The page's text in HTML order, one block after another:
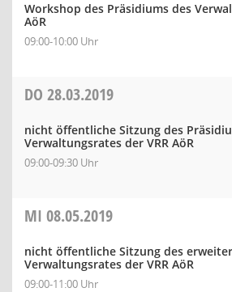
Workshop des Präsidiums des
AöR
09:00-10:00 Uhr
DO 28.03.2019
nicht öffentliche Sitzung des
Verwaltungsrates der VRR AöR
09:00-09:30 Uhr
MI 08.05.2019
nicht öffentliche Sitzung des
Verwaltungsrates der VRR AöR
09:00-11:00 Uhr